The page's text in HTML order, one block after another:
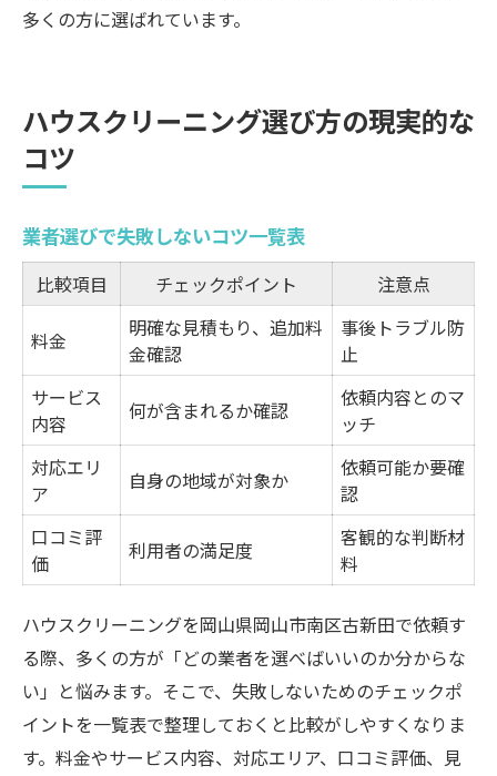
多くの方に選ばれています。
ハウスクリーニング選び方の現実的な
コツ
業者選びで失敗しないコツ一覧表
比較項目 チェックポイント 注意点
料金
明確な見積もり、追加料
金確認
事後トラブル防
止
サービス
内容
何が含まれるか確認
依頼内容とのマ
ッチ
対応エリ
ア
自身の地域が対象か
依頼可能か要確
認
口コミ評
価
利用者の満足度
客観的な判断材
料
ハウスクリーニングを岡山県岡山市南区古新田で依頼す
る際、多くの方が「どの業者を選べばいいのか分からな
い」と悩みます。そこで、失敗しないためのチェックポ
イントを一覧表で整理しておくと比較がしやすくなりま
す。料金やサービス内容、対応エリア、口コミ評価、見